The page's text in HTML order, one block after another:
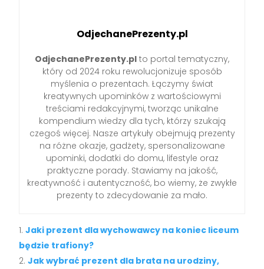
OdjechanePrezenty.pl
OdjechanePrezenty.pl to portal tematyczny,
który od 2024 roku rewolucjonizuje sposób
myślenia o prezentach. Łączymy świat
kreatywnych upominków z wartościowymi
treściami redakcyjnymi, tworząc unikalne
kompendium wiedzy dla tych, którzy szukają
czegoś więcej. Nasze artykuły obejmują prezenty
na różne okazje, gadżety, spersonalizowane
upominki, dodatki do domu, lifestyle oraz
praktyczne porady. Stawiamy na jakość,
kreatywność i autentyczność, bo wiemy, że zwykłe
prezenty to zdecydowanie za mało.
Jaki prezent dla wychowawcy na koniec liceum
będzie trafiony?
Jak wybrać prezent dla brata na urodziny,